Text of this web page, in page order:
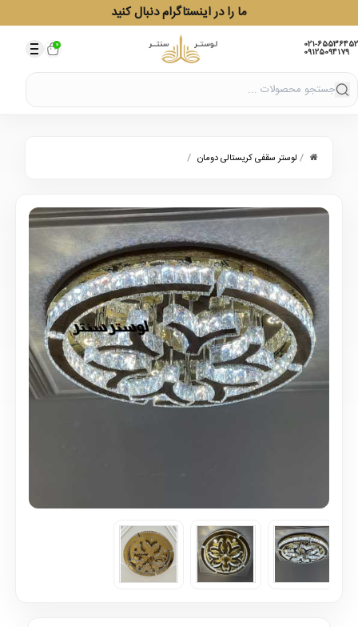
ما را در اینستاگرام دنبال کنید
021-65536452
09125094179
0
/ لوستر سقفی کریستالی دومان /